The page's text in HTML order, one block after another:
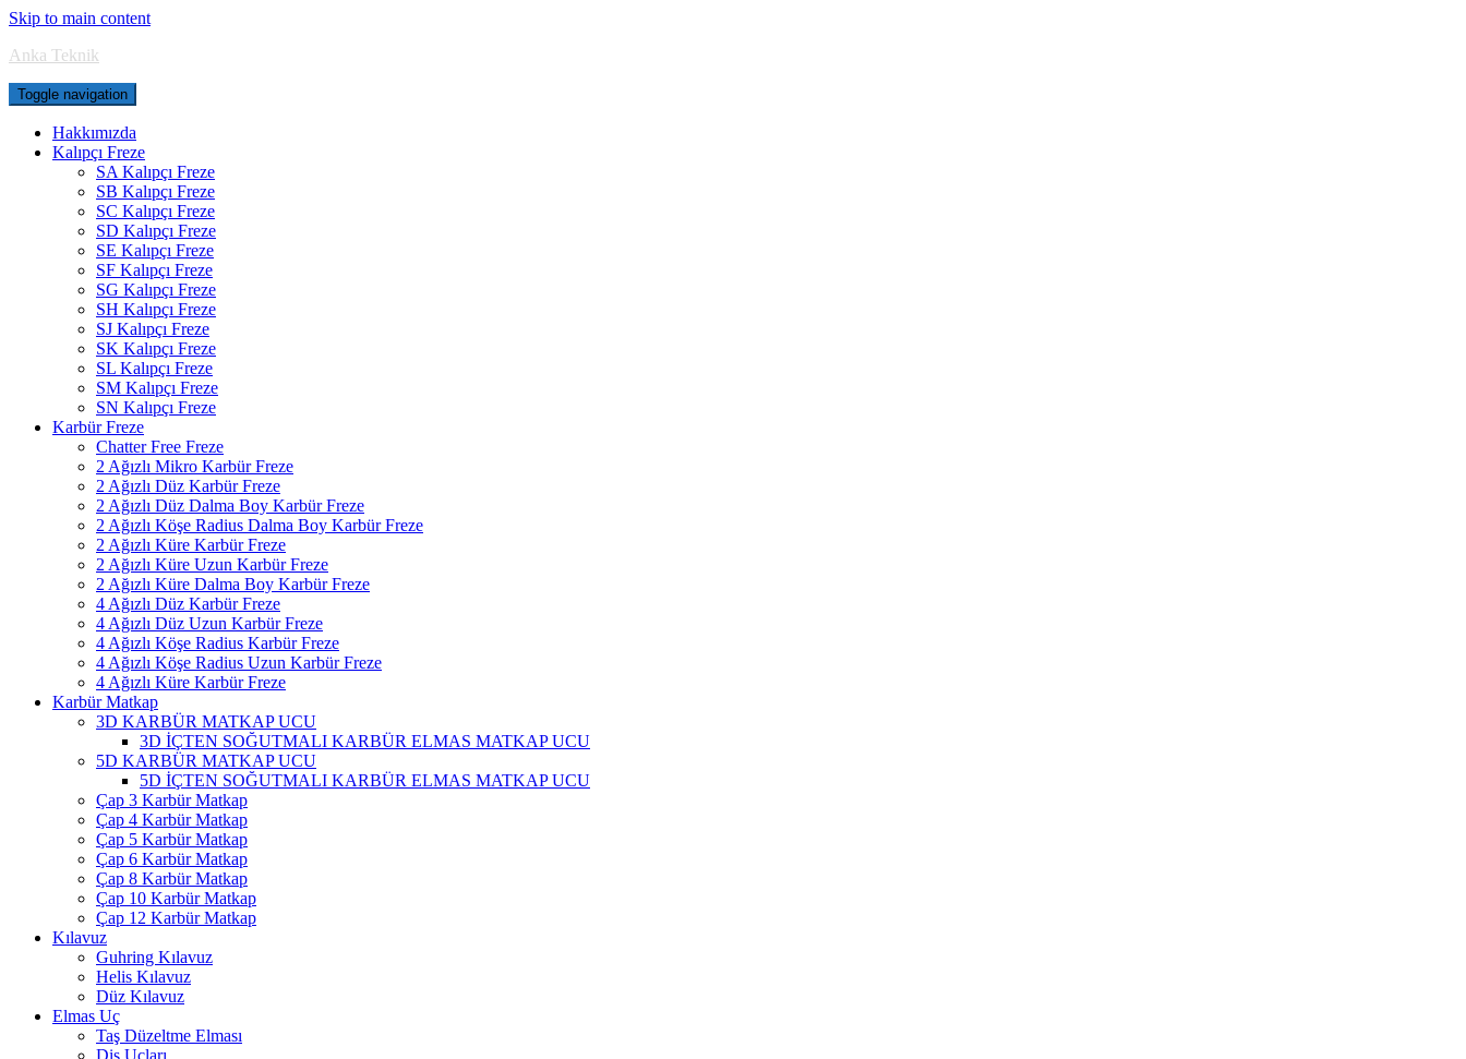
Skip to main content
Anka Teknik
Toggle navigation
Hakkımızda
Kalıpçı Freze
SA Kalıpçı Freze
SB Kalıpçı Freze
SC Kalıpçı Freze
SD Kalıpçı Freze
SE Kalıpçı Freze
SF Kalıpçı Freze
SG Kalıpçı Freze
SH Kalıpçı Freze
SJ Kalıpçı Freze
SK Kalıpçı Freze
SL Kalıpçı Freze
SM Kalıpçı Freze
SN Kalıpçı Freze
Karbür Freze
Chatter Free Freze
2 Ağızlı Mikro Karbür Freze
2 Ağızlı Düz Karbür Freze
2 Ağızlı Düz Dalma Boy Karbür Freze
2 Ağızlı Köşe Radius Dalma Boy Karbür Freze
2 Ağızlı Küre Karbür Freze
2 Ağızlı Küre Uzun Karbür Freze
2 Ağızlı Küre Dalma Boy Karbür Freze
4 Ağızlı Düz Karbür Freze
4 Ağızlı Düz Uzun Karbür Freze
4 Ağızlı Köşe Radius Karbür Freze
4 Ağızlı Köşe Radius Uzun Karbür Freze
4 Ağızlı Küre Karbür Freze
Karbür Matkap
3D KARBÜR MATKAP UCU
3D İÇTEN SOĞUTMALI KARBÜR ELMAS MATKAP UCU
5D KARBÜR MATKAP UCU
5D İÇTEN SOĞUTMALI KARBÜR ELMAS MATKAP UCU
Çap 3 Karbür Matkap
Çap 4 Karbür Matkap
Çap 5 Karbür Matkap
Çap 6 Karbür Matkap
Çap 8 Karbür Matkap
Çap 10 Karbür Matkap
Çap 12 Karbür Matkap
Kılavuz
Guhring Kılavuz
Helis Kılavuz
Düz Kılavuz
Elmas Uç
Taş Düzeltme Elması
Diş Uçları